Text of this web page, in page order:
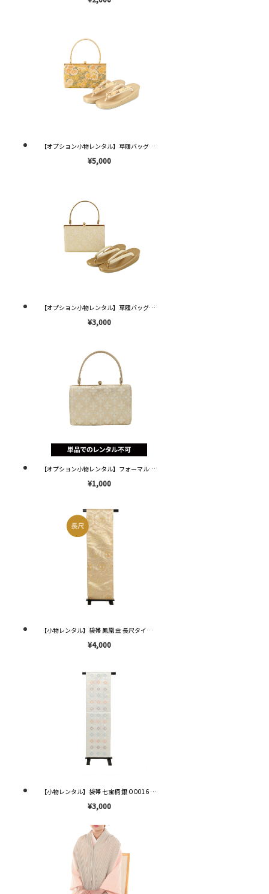
【オプション小物レンタル】草履バッグセット 菊柄 3枚芯 ゴールド Lサイズ(24-24.5cm ) OZ047 ※送料¥2,000※
¥5,000
【オプション小物レンタル】草履バッグセット ゴールド フリーサイズ(22-24.5cm ) OZ048 ※送料¥2,000※
¥3,000
【オプション小物レンタル】フォーマル用バッグのみ OB010 ※単品レンタル不可※
¥1,000
【小物レンタル】袋帯 鳳凰 金 長尺タイプ OO019 ※送料¥2,000※
¥4,000
【小物レンタル】袋帯 七宝柄 銀 OO016 ※送料¥2,000※
¥3,000